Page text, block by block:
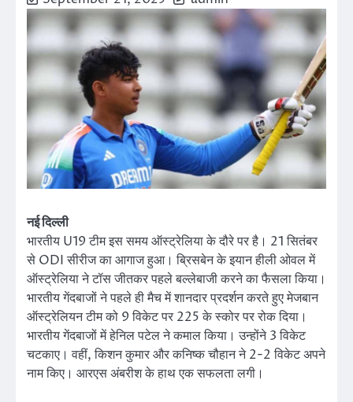
नई दिल्ली
भारतीय U19 टीम इस समय ऑस्ट्रेलिया के दौरे पर है। 21 सितंबर
से ODI सीरीज का आगाज हुआ। ब्रिसबेन के इयान हीली ओवल में
ऑस्ट्रेलिया ने टॉस जीतकर पहले बल्लेबाजी करने का फैसला किया।
भारतीय गेंदबाजों ने पहले ही मैच में शानदार प्रदर्शन करते हुए मेजबान
ऑस्ट्रेलियन टीम को 9 विकेट पर 225 के स्कोर पर रोक दिया।
भारतीय गेंदबाजों में हेनिल पटेल ने कमाल किया। उन्होंने 3 विकेट
चटकाए। वहीं, किशन कुमार और कनिष्क चौहान ने 2-2 विकेट अपने
नाम किए। आरएस अंबरीश के हाथ एक सफलता लगी।